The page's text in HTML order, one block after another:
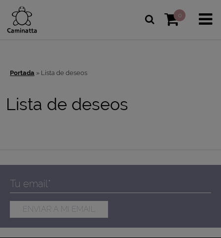
0
Portada » Lista de deseos
Lista de deseos